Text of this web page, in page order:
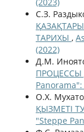
С.З.
ТАРИХЫ ,
(2022)
Д.М.
О.Х.
ҚЫЗМЕТІ
"Steppe